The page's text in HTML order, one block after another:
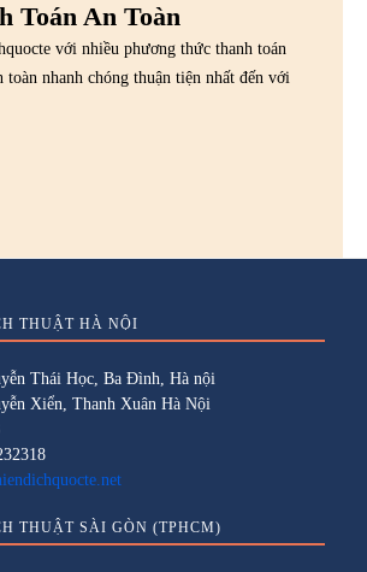
Toán An Toàn
với nhiều phương thức thanh toán
toàn nhanh chóng thuận tiện nhất đến với
THUẬT HÀ NỘI
Thái Học, Ba Đình, Hà nội
Xiển, Thanh Xuân Hà Nội
THUẬT SÀI GÒN (TPHCM)